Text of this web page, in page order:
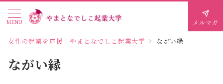
MENU メルマガ
女性の起業を応援｜やまとなでしこ起業大学 ながい縁
ながい縁